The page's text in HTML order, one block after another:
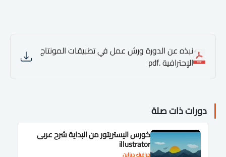
نبذه عن الدورة ورش عمل في تطبيقات المونتاج
الإحترافية .pdf
دورات ذات صلة
جرافيك ديزاين
كورس اليستريتور من البداية شرح عربى
illustrator